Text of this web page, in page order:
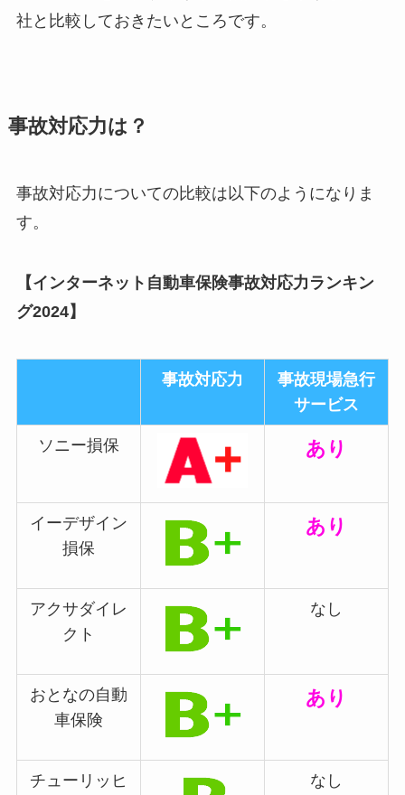
社と比較しておきたいところです。
事故対応力は？
事故対応力についての比較は以下のようになりま
す。
【インターネット自動車保険事故対応力ランキン
グ2024】
事故対応力
事故現場急行
サービス
ソニー損保 あり
イーデザイン
損保
あり
アクサダイレ
クト
なし
おとなの自動
車保険
あり
チューリッヒ なし